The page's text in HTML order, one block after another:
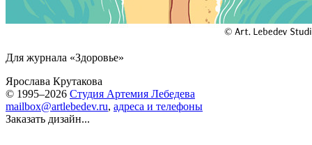
Для журнала «Здоровье»
Ярослава Крутакова
© 1995–2026 Студия Артемия Лебедева
mailbox@artlebedev.ru, адреса и телефоны
Заказать дизайн...